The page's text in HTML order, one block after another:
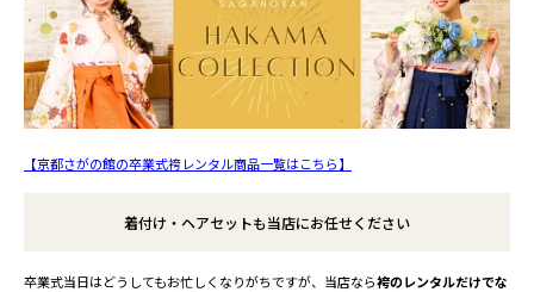
【京都さがの館の卒業式袴レンタル商品一覧はこちら】
着付け・ヘアセットも当店にお任せください
卒業式当日はどうしてもお忙しくなりがちですが、当店なら袴のレンタルだけでな